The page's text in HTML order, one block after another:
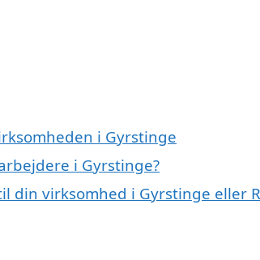
i Gyrstinge
i Gyrstinge?
din virksomhed i Gyrstinge eller